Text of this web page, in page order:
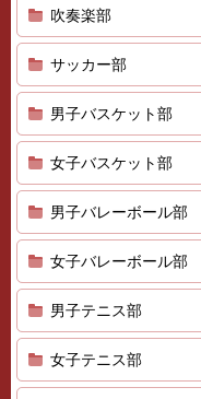
吹奏楽部
サッカー部
男子バスケット部
女子バスケット部
男子バレーボール部
女子バレーボール部
男子テニス部
女子テニス部